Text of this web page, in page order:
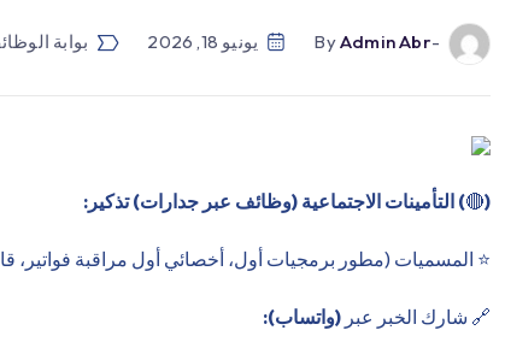
-by
Admin Abr يونيو 18, 2026 بوابة
(
🔴) التأمينات الاجتماعية (وظائف عبر جدارات) تذكير:
⭐️ المسميات (مطور برمجيات أول، أخصائي أول مراقبة فواتير،
🔗 شارك الخبر عبر (واتساب):